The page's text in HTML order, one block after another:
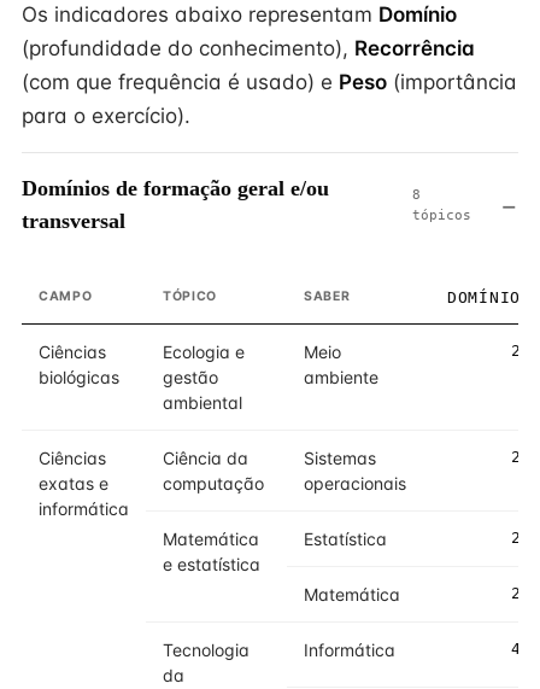
Os indicadores abaixo representam Domínio
(profundidade do conhecimento), Recorrência
(com que frequência é usado) e Peso (importância
para o exercício).
Domínios de formação geral e/ou
transversal
8
tópicos
CAMPO TÓPICO SABER DOMÍNIO
Ciências
biológicas
Ecologia e
gestão
ambiental
Meio
ambiente
2
Ciências
exatas e
informática
Ciência da
computação
Sistemas
operacionais
2
Matemática
e estatística
Estatística 2
Matemática 2
Tecnologia
da
Informática 4